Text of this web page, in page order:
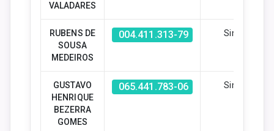
VALADARES
RUBENS DE
SOUSA
MEDEIROS
004.411.313-79 Sim
GUSTAVO
HENRIQUE
BEZERRA
GOMES
065.441.783-06 Sim